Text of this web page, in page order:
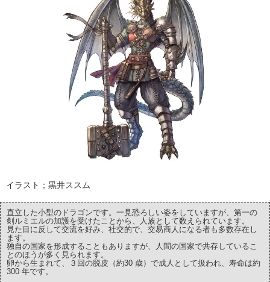
イラスト；黒井ススム
直立した小型のドラゴンです。一見恐ろしい姿をしていますが、第一の
剣ルミエルの加護を受けたことから、人族として数えられています。
見た目に反して交流を好み、社交的で、交易商人になる者も多数存在し
ます。
独自の国家を形成することもありますが、人間の国家で共存しているこ
とのほうが多く見られます。
卵から生まれて、３回の脱皮（約30 歳）で成人として扱われ、寿命は約
300 年です。